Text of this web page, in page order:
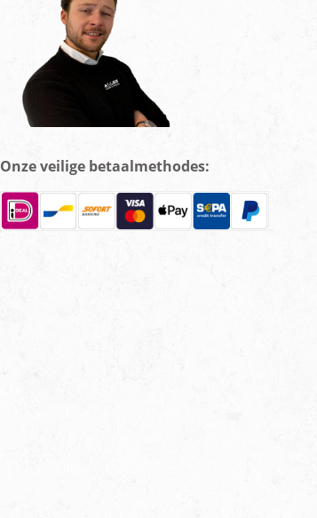
Onze veilige betaalmethodes: